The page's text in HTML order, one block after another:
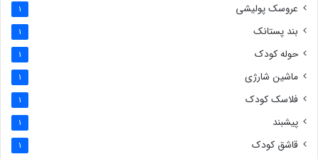
عروسک پولیشی 1
بند پستانک 1
حوله کودک 1
ماشین شارژی 1
فلاسک کودک 1
پیشبند 1
قاشق کودک 1